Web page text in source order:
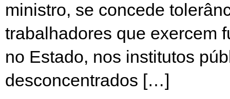
ministro, se concede
trabalhadores que exercem
no Estado, nos institutos
desconcentrados […]